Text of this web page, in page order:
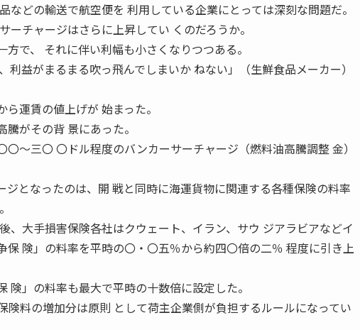
などの輸送で航空便を 利用している企業にとっては深刻な問題だ。
ーチャージはさらに上昇してい くのだろうか。
で、 それに伴い利幅も小さくなりつつある。
利益がまるまる吹っ飛んでしまいか ねない」（生鮮食品メーカー）
運賃の値上げが 始まった。
がその背 景にあった。
〜三〇 〇ドル程度のバンカーサーチャージ（燃料油高騰調整 金）
ジとなったのは、開 戦と同時に海運貨物に関連する各種保険の料率
、大手損害保険各社はクウェート、イラン、サウ ジアラビアなどイ
保 険」の料率を平時の〇・〇五％から約四〇倍の二％ 程度に引き上
険」の料率も最大で平時の十数倍に設定した。
険料の増加分は原則 として荷主企業側が負担するルールになってい